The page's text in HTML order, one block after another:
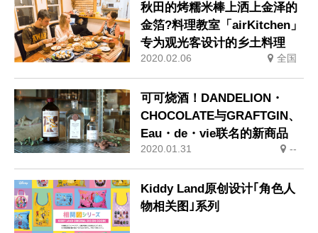
秋田的烤糯米棒上洒上金泽的
金箔?料理教室「airKitchen」
专为观光客设计的乡土料理
2020.02.06 全国
可可烧酒！DANDELION・
CHOCOLATE与GRAFTGIN、
Eau・de・vie联名的新商品
2020.01.31 --
Kiddy Land原创设计｢角色人
物相关图｣系列